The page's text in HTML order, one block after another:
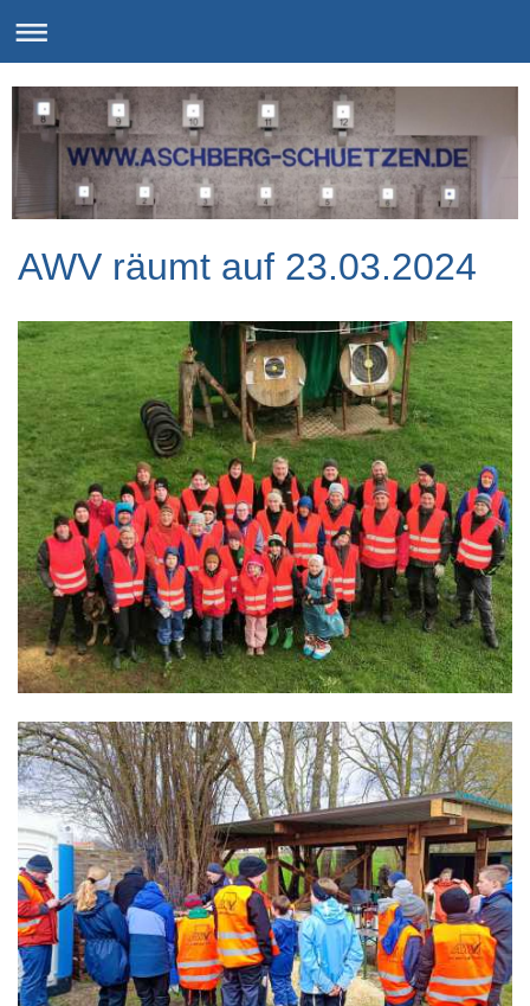
AWV räumt auf 23.03.2024